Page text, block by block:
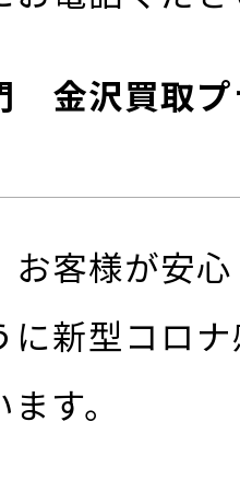
金沢買取プ
お客様が安
に新型コロ
す。